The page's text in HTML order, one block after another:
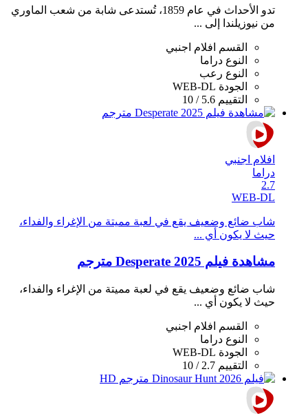
تدو الأحداث في عام 1859، تُستدعى شابة من شعب الماوري
من نيوزيلندا إلى ...
القسم
افلام اجنبي
النوع دراما
النوع رعب
الجودة WEB-DL
التقييم 5.6 / 10
افلام اجنبي
دراما
2.7
WEB-DL
شاب ضائع وضعيف يقع في لعبة مميتة من الإغراء والفداء،
حيث لا يكون أي ...
مشاهدة فيلم Desperate 2025 مترجم
شاب ضائع وضعيف يقع في لعبة مميتة من الإغراء والفداء،
حيث لا يكون أي ...
القسم
افلام اجنبي
النوع دراما
الجودة WEB-DL
التقييم 2.7 / 10